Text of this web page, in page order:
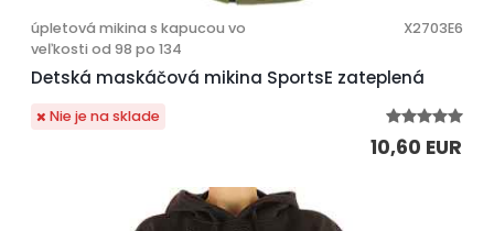
Detská maskáčová mikina SportsE zateplená
úpletová mikina s kapucou vo
veľkosti od 98 po 134
X2703E6
10,60 EUR
Nie je na sklade